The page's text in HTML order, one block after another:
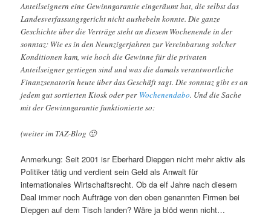
Anteilseignern eine Gewinngarantie eingeräumt hat, die selbst das
Landesverfassungsgericht nicht aushebeln konnte. Die ganze
Geschichte über die Verträge steht an diesem Wochenende in der
sonntaz: Wie es in den Neunzigerjahren zur Vereinbarung solcher
Konditionen kam, wie hoch die Gewinne für die privaten
Anteilseigner gestiegen sind und was die damals verantwortliche
Finanzsenatorin heute über das Geschäft sagt. Die sonntaz gibt es an
jedem gut sortierten Kiosk oder per Wochenendabo. Und die Sache
mit der Gewinngarantie funktionierte so:
(weiter im TAZ-Blog 🙂
Anmerkung: Seit 2001 isr Eberhard Diepgen nicht mehr aktiv als
Politiker tätig und verdient sein Geld als Anwalt für
internationales Wirtschaftsrecht. Ob da elf Jahre nach diesem
Deal immer noch Aufträge von den oben genannten Firmen bei
Diepgen auf dem Tisch landen? Wäre ja blöd wenn nicht…